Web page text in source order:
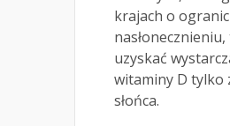
krajach o
uzyskać
witaminy D tylko
słońca.